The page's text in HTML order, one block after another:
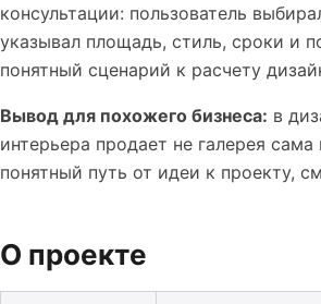
консультации: пользователь
указывал площадь, стиль, сроки и
понятный сценарий к расчету
Вывод для похожего бизнеса: в
интерьера продает не галерея сама
понятный путь от идеи к проекту,
О проекте